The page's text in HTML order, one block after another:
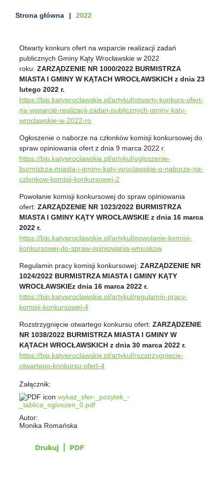
Strona główna 2022
Otwarty konkurs ofert na wsparcie realizacji zadań
publicznych Gminy Kąty Wrocławskie w 2022
roku:ZARZĄDZENIE NR 1000/2022 BURMISTRZA
MIASTA I GMINY W KĄTACH WROCŁAWSKICH z dnia 23
lutego 2022 r.
https://bip.katywroclawskie.pl/artykul/otwarty-konkurs-ofert-
na-wsparcie-realizacji-zadan-publicznych-gminy-katy-
wroclawskie-w-2022-ro
Ogłoszenie o naborze na członków komisji konkursowej do
spraw opiniowania ofertz dnia 9 marca 2022 r.
https://bip.katywroclawskie.pl/artykul/ogloszenie-
burmistrza-miasta-i-gminy-katy-wroclawskie-o-naborze-na-
czlonkow-komisji-konkursowej-2
Powołanie komisji konkursowej do spraw opiniowania
ofert: ZARZĄDZENIE NR 1023/2022 BURMISTRZA
MIASTA I GMINY KĄTY WROCŁAWSKIEz dnia 16 marca
2022 r.
https://bip.katywroclawskie.pl/artykul/powolanie-komisji-
konkursowej-do-spraw-opiniowania-wnioskow
Regulamin pracy komisji konkursowej:ZARZĄDZENIE NR
1024/2022 BURMISTRZA MIASTA I GMINY KĄTY
WROCŁAWSKIEz dnia 16 marca 2022 r.
https://bip.katywroclawskie.pl/artykul/regulamin-pracy-
komisji-konkursowej-4
Rozstrzygnięcie otwartego konkursu ofert:ZARZĄDZENIE
NR 1038/2022 BURMISTRZA MIASTA I GMINY W
KĄTACH WROCŁAWSKICHz dnia 30 marca 2022 r.
https://bip.katywroclawskie.pl/artykul/rozstrzygniecie-
otwartego-konkursu-ofert-4
Załącznik:
wykaz_sfer-_pozytek_-
_tablica_ogloszen_0.pdf
Autor:
Monika Romańska
Drukuj PDF